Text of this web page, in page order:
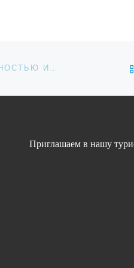
ИП МОГУТ ЗАНИМАТЬСЯ ТУРАГЕНТСКОЙ ДЕЯТЕЛЬНОСТЬЮ И ДАЛЬШЕ
Приглашаем в нашу